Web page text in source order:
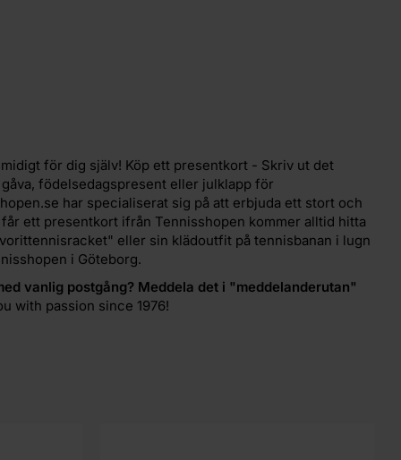
för dig själv! Köp ett presentkort - Skriv ut det
födelsedagspresent eller julklapp för
har specialiserat sig på att erbjuda ett stort och
ett presentkort ifrån Tennisshopen kommer alltid hitta
eller sin klädoutfit på tennisbanan i lugn
i Göteborg.
vanlig postgång? Meddela det i "meddelanderutan"
with passion since 1976!